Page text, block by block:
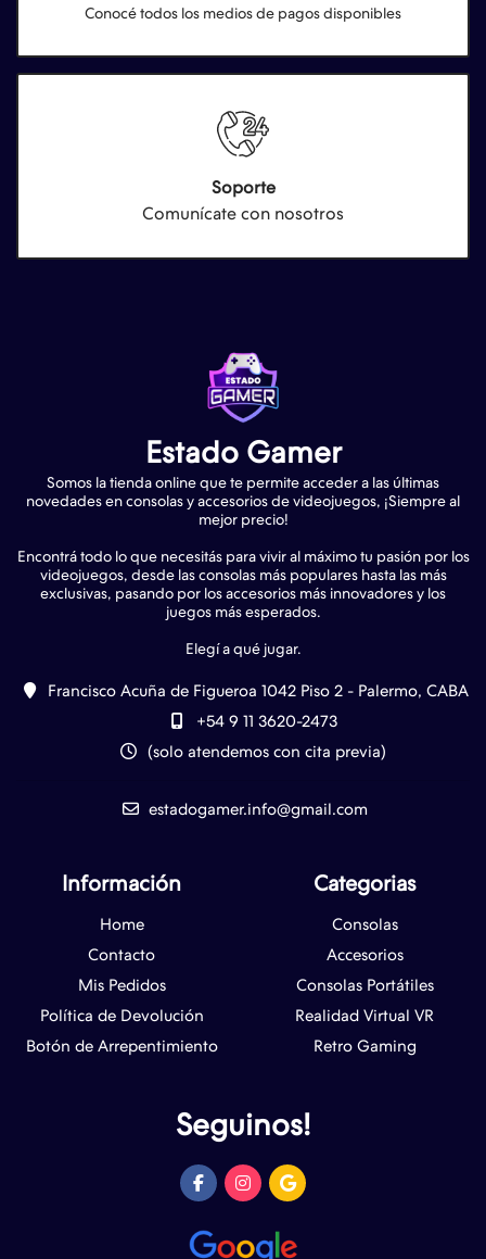
Conocé todos los medios de pagos disponibles
Soporte
Comunícate con nosotros
Estado Gamer
Somos la tienda online que te permite acceder a las últimas
novedades en consolas y accesorios de videojuegos, ¡Siempre al
mejor precio!
Encontrá todo lo que necesitás para vivir al máximo tu pasión por los
videojuegos, desde las consolas más populares hasta las más
exclusivas, pasando por los accesorios más innovadores y los
juegos más esperados.
Francisco Acuña de Figueroa 1042 Piso 2 - Palermo, CABA
+54 9 11 3620-2473
(solo atendemos con cita previa)
estadogamer.info@gmail.com
Información
Home
Contacto
Mis Pedidos
Política de Devolución
Botón de Arrepentimiento
Categorias
Consolas
Accesorios
Consolas Portátiles
Realidad Virtual VR
Retro Gaming
Seguinos!